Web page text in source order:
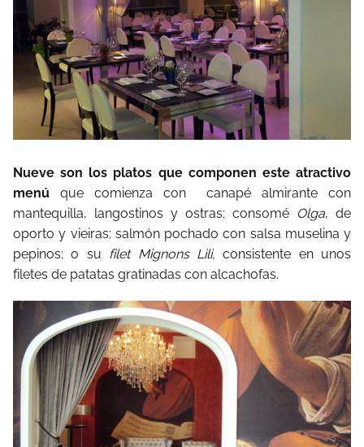
Nueve son los platos que componen este atractivo
menú que comienza con canapé almirante con
mantequilla, langostinos y ostras; consomé Olga, de
oporto y vieiras; salmón pochado con salsa muselina y
pepinos; o su filet Mignons Lili,consistente en unos
filetes de patatas gratinadas con alcachofas.